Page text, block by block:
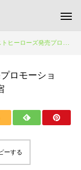
プロモーション！スライム10万匹討伐戦 in 新宿
ロモーショ
ーする